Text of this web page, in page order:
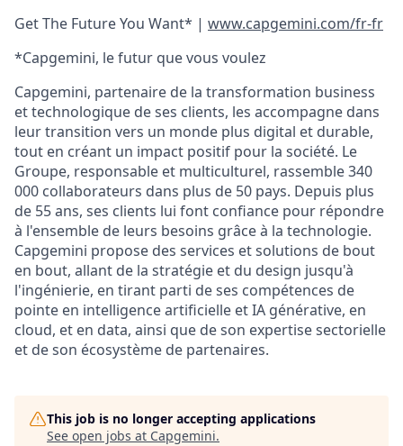
Get The Future You Want* | www.capgemini.com/fr-fr
*Capgemini, le futur que vous voulez
Capgemini, partenaire de la transformation business
et technologique de ses clients, les accompagne dans
leur transition vers un monde plus digital et durable,
tout en créant un impact positif pour la société. Le
Groupe, responsable et multiculturel, rassemble 340
000 collaborateurs dans plus de 50 pays. Depuis plus
de 55 ans, ses clients lui font confiance pour répondre
à l'ensemble de leurs besoins grâce à la technologie.
Capgemini propose des services et solutions de bout
en bout, allant de la stratégie et du design jusqu'à
l'ingénierie, en tirant parti de ses compétences de
pointe en intelligence artificielle et IA générative, en
cloud, et en data, ainsi que de son expertise sectorielle
et de son écosystème de partenaires.
This job is no longer accepting applications
See open jobs at Capgemini.